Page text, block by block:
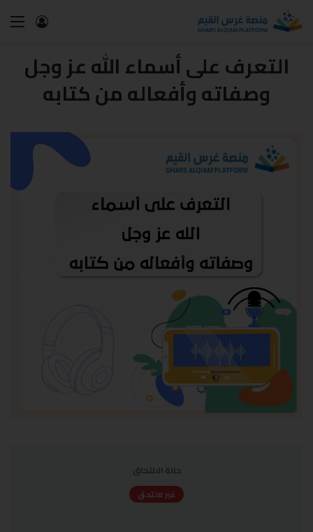
التعرف على أسماء الله عز وجل
وصفاته وأفعاله من كتابه
حالة الالتحاق
غير ملتحق